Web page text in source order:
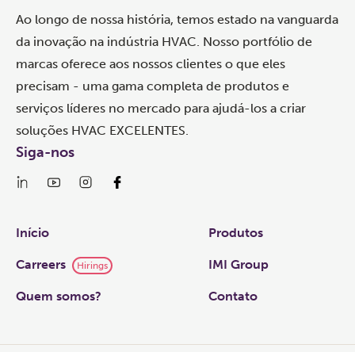
Ao longo de nossa história, temos estado na vanguarda
da inovação na indústria HVAC. Nosso portfólio de
marcas oferece aos nossos clientes o que eles
precisam - uma gama completa de produtos e
serviços líderes no mercado para ajudá-los a criar
soluções HVAC EXCELENTES.
Links
Início Produtos
Carreers Hirings IMI Group
Quem somos? Contato
Siga-nos